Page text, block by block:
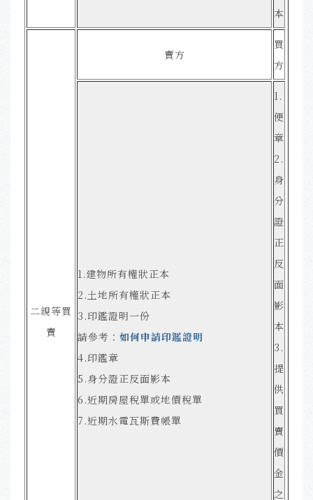
本
二親等買
賣
賣方
買
方
1.建物所有權狀正本
2.土地所有權狀正本
3.印鑑證明一份
請參考： 如何申請印鑑證明
4.印鑑章
5.身分證正反面影本
6.近期房屋稅單或地價稅單
7.近期水電瓦斯費帳單
1.
便
章
2.
身
分
證
正
反
面
影
本
3.
提
供
買
賣
價
金
之